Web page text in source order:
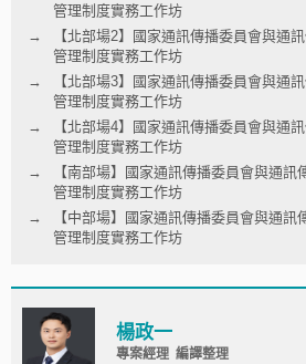
管理制度實務工作坊
【北部場2】國家通訊傳播委員會與通
管理制度實務工作坊
【北部場3】國家通訊傳播委員會與通
管理制度實務工作坊
【北部場4】國家通訊傳播委員會與通
管理制度實務工作坊
【南部場】國家通訊傳播委員會與通
管理制度實務工作坊
【中部場】國家通訊傳播委員會與通
管理制度實務工作坊
楊政一
專案經理 編譯整理